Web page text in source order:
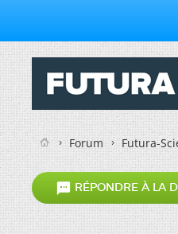
Forum Futura-
 RÉPONDRE À LA